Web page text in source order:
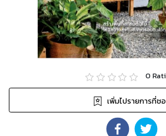
0
เพิ่มไปรายการที่ช